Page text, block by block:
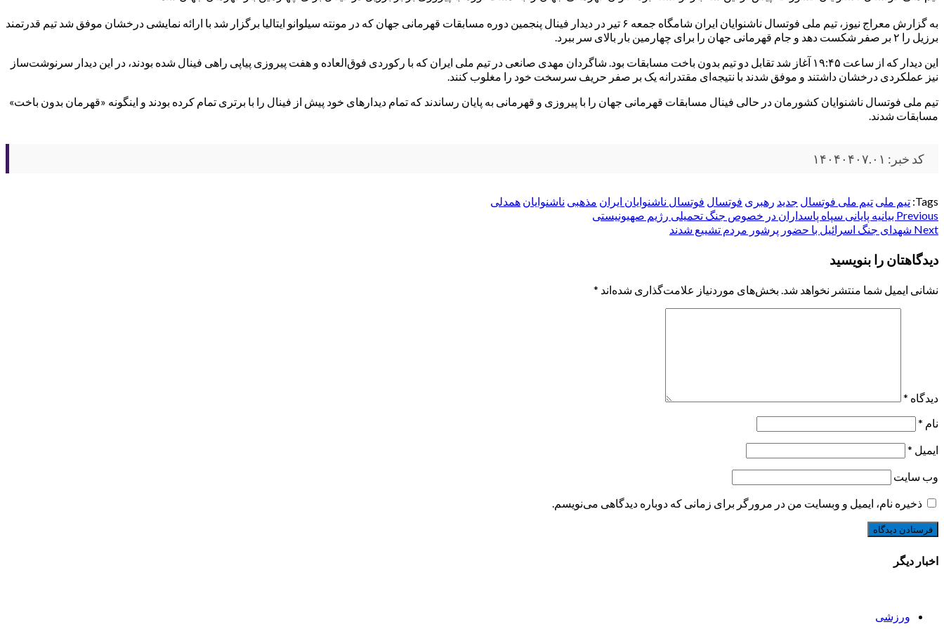
به گزارش معراج نیوز، تیم ملی فوتسال ناشنوایان ایران شامگاه جمعه ۶ تیر در دیدار فینال پنجمین دوره مسابقات قهرمانی جهان که در مونته سیلوانو ایتالیا برگزار شد با ارائه نمایشی درخشان موفق شد تیم قدرتمند
برزیل را ۲ بر صفر شکست دهد و جام قهرمانی جهان را برای چهارمین بار بالای سر ببرد.
این دیدار که از ساعت ۱۹:۴۵ آغاز شد تقابل دو تیم بدون باخت مسابقات بود. شاگردان مهدی صانعی در تیم ملی ایران که با رکوردی فوق‌العاده و هفت پیروزی پیاپی راهی فینال شده بودند، در این دیدار سرنوشت‌ساز
نیز عملکردی درخشان داشتند و موفق شدند با نتیجه‌ای مقتدرانه یک بر صفر حریف سرسخت خود را مغلوب کنند.
تیم ملی فوتسال ناشنوایان کشورمان در حالی فینال مسابقات قهرمانی جهان را با پیروزی و قهرمانی به پایان رساندند که تمام دیدارهای خود پیش از فینال را با برتری تمام کرده بودند و اینگونه «قهرمان بدون باخت»
مسابقات شدند.
کد خبر: ۱۴۰۴۰۴۰۷.۰۱
Tags: تیم ملی تیم ملی فوتسال جدید رهبری فوتسال فوتسال ناشنوایان ایران مذهبی ناشنوایان همدلی
Post
navigation
Previous بیانیه پایانی سپاه پاسداران در خصوص جنگ تحمیلی رژیم صهیونیستی
Next شهدای جنگ اسرائیل با حضور پرشور مردم تشییع شدند
دیدگاهتان را بنویسید
نشانی ایمیل شما منتشر نخواهد شد. بخش‌های موردنیاز علامت‌گذاری شده‌اند *
دیدگاه *
نام *
ایمیل *
وب‌ سایت
ذخیره نام، ایمیل و وبسایت من در مرورگر برای زمانی که دوباره دیدگاهی می‌نویسم.
اخبار دیگر
ورزشی